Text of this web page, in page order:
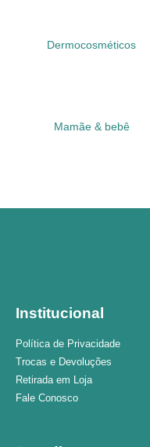
Dermocosméticos
Mamãe & bebê
Institucional
Política de Privacidade
Trocas e Devoluções
Retirada em Loja
Fale Conosco